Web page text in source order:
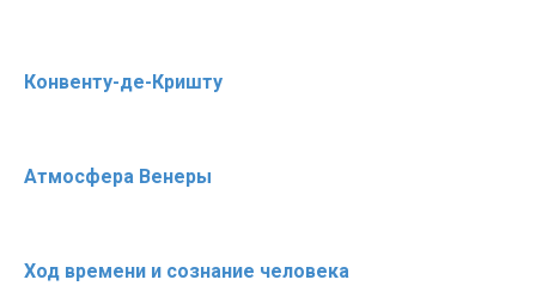
Конвенту-де-Кришту
Атмосфера Венеры
Ход времени и сознание человека